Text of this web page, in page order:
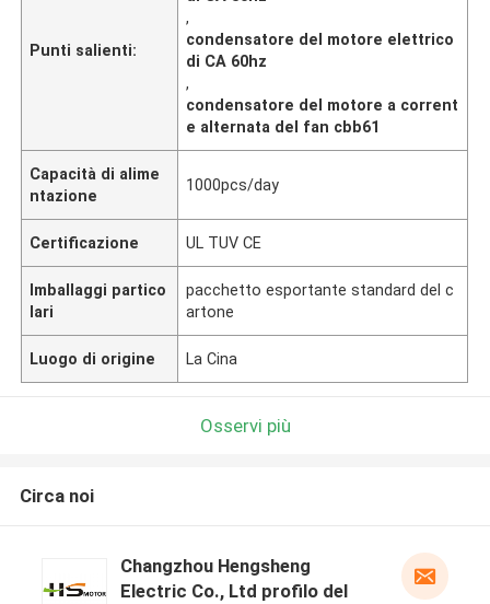
Punti salienti:
,
condensatore del motore elettrico
di CA 60hz
,
condensatore del motore a corrent
e alternata del fan cbb61
Capacità di alime
ntazione
1000pcs/day
Certificazione UL TUV CE
Imballaggi partico
lari
pacchetto esportante standard del c
artone
Luogo di origine La Cina
Osservi più
Circa noi
Changzhou Hengsheng
Electric Co., Ltd profilo del